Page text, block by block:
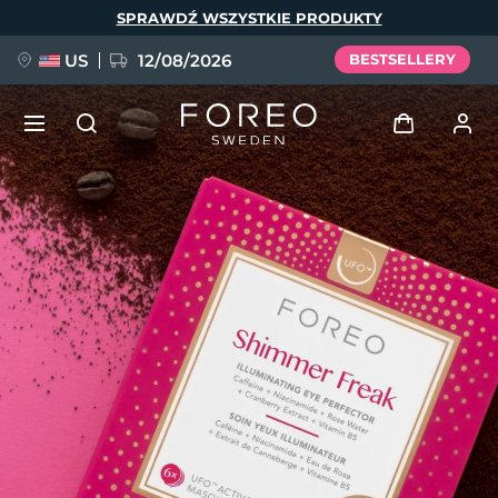
SPRAWDŹ WSZYSTKIE PRODUKTY
US 12/08/2026 BESTSELLERY
Zaloguj
Profil użytkownika
Moje urządzenia
Moje zamówienia
Moje adresy
Moje subskrypcje
NOWOŚĆ
FAQ™ Pure Beauty-Tech Elixir
BREAKING NEWS
issa™ Teeth Whitening Set
Język
English Deutsch
Español
Français
Italiano
Português
Polski
Svenska
Русский
简体中文 繁體中文